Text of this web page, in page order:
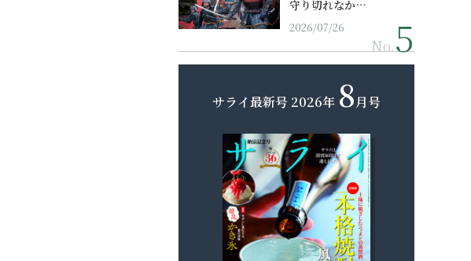
守り切れなか…
2026/07/26
No.
サライ最新号 2026年 8月号